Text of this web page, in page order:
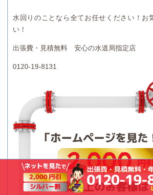
水回りのことなら全てお任せください！お
い！
出張費・見積無料 安心の水道局指定店
0120-19-8131